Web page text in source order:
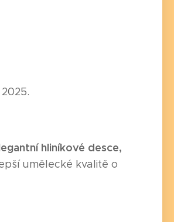
hliníkové desce,
umělecké kvalitě o